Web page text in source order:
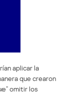
aplicar la
que crearon
omitir los